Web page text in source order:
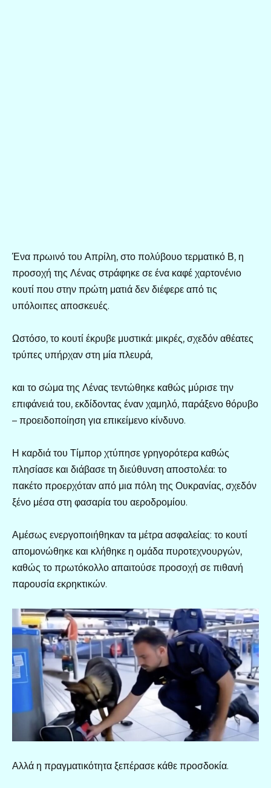
Ένα πρωινό του Απρίλη, στο πολύβουο τερματικό Β, η
προσοχή της Λένας στράφηκε σε ένα καφέ χαρτονένιο
κουτί που στην πρώτη ματιά δεν διέφερε από τις
υπόλοιπες αποσκευές.
Ωστόσο, το κουτί έκρυβε μυστικά: μικρές, σχεδόν αθέατες
τρύπες υπήρχαν στη μία πλευρά,
και το σώμα της Λένας τεντώθηκε καθώς μύρισε την
επιφάνειά του, εκδίδοντας έναν χαμηλό, παράξενο θόρυβο
– προειδοποίηση για επικείμενο κίνδυνο.
Η καρδιά του Τίμπορ χτύπησε γρηγορότερα καθώς
πλησίασε και διάβασε τη διεύθυνση αποστολέα: το
πακέτο προερχόταν από μια πόλη της Ουκρανίας, σχεδόν
ξένο μέσα στη φασαρία του αεροδρομίου.
Αμέσως ενεργοποιήθηκαν τα μέτρα ασφαλείας: το κουτί
απομονώθηκε και κλήθηκε η ομάδα πυροτεχνουργών,
καθώς το πρωτόκολλο απαιτούσε προσοχή σε πιθανή
παρουσία εκρηκτικών.
Αλλά η πραγματικότητα ξεπέρασε κάθε προσδοκία.